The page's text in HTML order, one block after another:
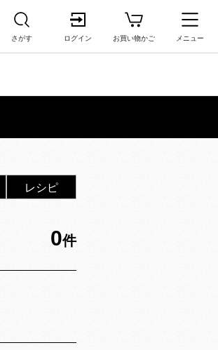
さがす ログイン お買い物かご メニュー
レシピ
0件